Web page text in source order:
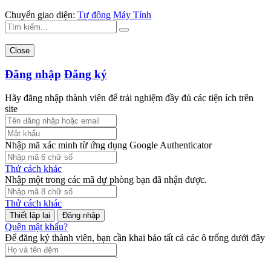
Chuyển giao diện: Tự động Máy Tính
Close
Đăng nhập Đăng ký
Hãy đăng nhập thành viên để trải nghiệm đầy đủ các tiện ích trên
site
Nhập mã xác minh từ ứng dụng Google Authenticator
Thử cách khác
Nhập một trong các mã dự phòng bạn đã nhận được.
Thử cách khác
Đăng nhập
Quên mật khẩu?
Để đăng ký thành viên, bạn cần khai báo tất cả các ô trống dưới đây